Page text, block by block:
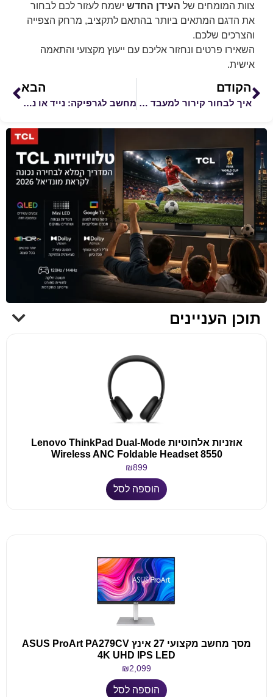
צוות המומחים של העידן החדש ישמח לעזור לכם לבחור
את הדגם המתאים ביותר בהתאם לתקציב, מרחק הצפייה
והצרכים שלכם.
השאירו פרטים ונחזור אליכם עם ייעוץ מקצועי והתאמה
אישית.
הקודם
איך לבחור קירור למעבד – קירור אוויר או נוזלי ומה באמת משתלם
הבא
מחשב לגרפיקה: נייד או נייח? המדריך המלא לבחירת מחשב מומלץ וטוב
תוכן העניינים
אוזניות אלחוטיות Lenovo ThinkPad Dual-Mode
Wireless ANC Foldable Headset 8550
₪899
הוספה לסל
מסך מחשב מקצועי 27 אינץ ASUS ProArt PA279CV
4K UHD IPS LED
₪2,099
הוספה לסל